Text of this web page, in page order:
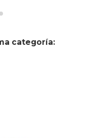
categoría: